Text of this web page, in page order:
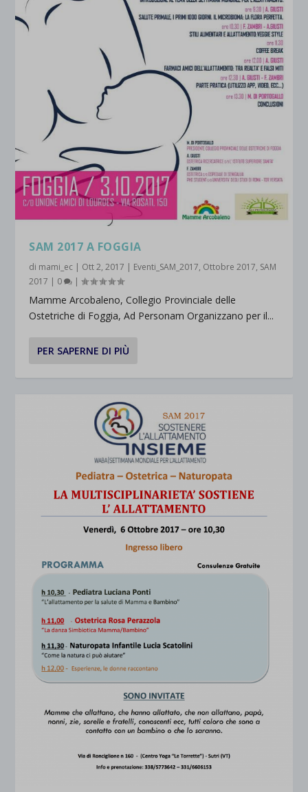
SAM 2017 A FOGGIA
di mami_ec | Ott 2, 2017 | Eventi_SAM_2017, Ottobre 2017, SAM
2017 | 0 |
Mamme Arcobaleno, Collegio Provinciale delle
Ostetriche di Foggia, Ad Personam Organizzano per il...
PER SAPERNE DI PIÙ